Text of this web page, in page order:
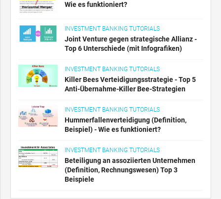
Wie es funktioniert?
INVESTMENT BANKING TUTORIALS
Joint Venture gegen strategische Allianz -
Top 6 Unterschiede (mit Infografiken)
INVESTMENT BANKING TUTORIALS
Killer Bees Verteidigungsstrategie - Top 5
Anti-Übernahme-Killer Bee-Strategien
INVESTMENT BANKING TUTORIALS
Hummerfallenverteidigung (Definition,
Beispiel) - Wie es funktioniert?
INVESTMENT BANKING TUTORIALS
Beteiligung an assoziierten Unternehmen
(Definition, Rechnungswesen) Top 3
Beispiele